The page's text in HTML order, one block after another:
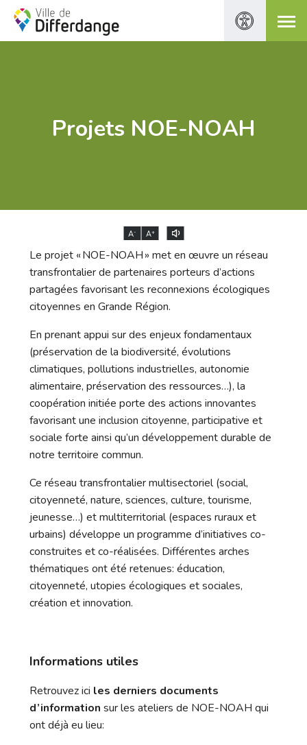
Projets NOE-NOAH
A- A+
Le projet « NOE-NOAH » met en œuvre un réseau
transfrontalier de partenaires porteurs d’actions
partagées favorisant les reconnexions écologiques
citoyennes en Grande Région.
En prenant appui sur des enjeux fondamentaux
(préservation de la biodiversité, évolutions
climatiques, pollutions industrielles, autonomie
alimentaire, préservation des ressources…), la
coopération initiée porte des actions innovantes
favorisant une inclusion citoyenne, participative et
sociale forte ainsi qu’un développement durable de
notre territoire commun.
Ce réseau transfrontalier multisectoriel (social,
citoyenneté, nature, sciences, culture, tourisme,
jeunesse…) et multiterritorial (espaces ruraux et
urbains) développe un programme d’initiatives co-
construites et co-réalisées. Différentes arches
thématiques ont été retenues: éducation,
citoyenneté, utopies écologiques et sociales,
création et innovation.
Informations utiles
Retrouvez ici les derniers documents
d’information sur les ateliers de NOE-NOAH qui
ont déjà eu lieu: